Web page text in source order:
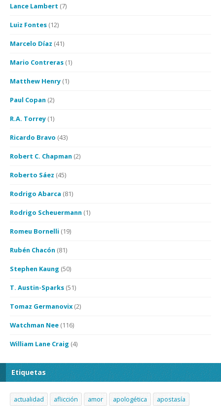
Lance Lambert (7)
Luiz Fontes (12)
Marcelo Díaz (41)
Mario Contreras (1)
Matthew Henry (1)
Paul Copan (2)
R.A. Torrey (1)
Ricardo Bravo (43)
Robert C. Chapman (2)
Roberto Sáez (45)
Rodrigo Abarca (81)
Rodrigo Scheuermann (1)
Romeu Bornelli (19)
Rubén Chacón (81)
Stephen Kaung (50)
T. Austin-Sparks (51)
Tomaz Germanovix (2)
Watchman Nee (116)
William Lane Craig (4)
Etiquetas
actualidad aflicción amor apologética
apostasía